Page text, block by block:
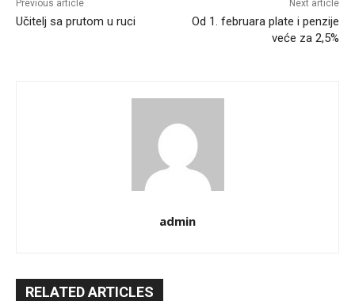
Previous article
Učitelj sa prutom u ruci
Next article
Od 1. februara plate i penzije
veće za 2,5%
admin
RELATED ARTICLES